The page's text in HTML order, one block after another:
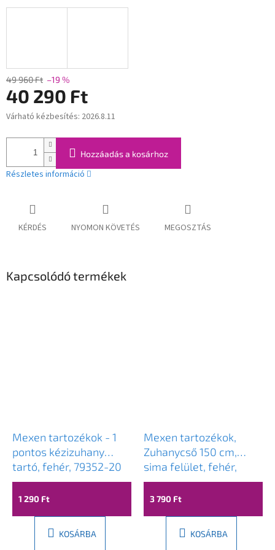
49 960 Ft –19 %
40 290 Ft
Egységár:
Várható kézbesítés: 2026.8.11
Hozzáadás a kosárhoz
Részletes információ
KÉRDÉS NYOMON KÖVETÉS MEGOSZTÁS
Kapcsolódó termékek
Mexen tartozékok - 1
pontos kézizuhany
tartó, fehér, 79352-20
1 290 Ft
KOSÁRBA
Mexen tartozékok,
Zuhanycső 150 cm,
sima felület, fehér,
79450-20
3 790 Ft
KOSÁRBA